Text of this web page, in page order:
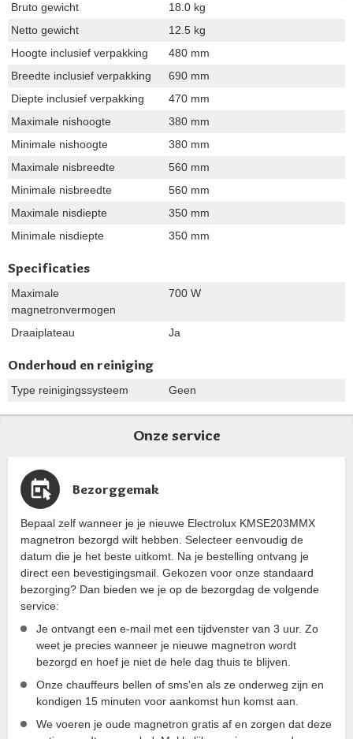
Bruto gewicht
18.0 kg
Netto gewicht
12.5 kg
Hoogte inclusief verpakking
480 mm
Breedte inclusief verpakking
690 mm
Diepte inclusief verpakking
470 mm
Maximale nishoogte
380 mm
Minimale nishoogte
380 mm
Maximale nisbreedte
560 mm
Minimale nisbreedte
560 mm
Maximale nisdiepte
350 mm
Minimale nisdiepte
350 mm
Specificaties
Maximale
magnetronvermogen
700 W
Draaiplateau Ja
Onderhoud en reiniging
Type reinigingssysteem Geen
Onze service
Bezorggemak
Bepaal zelf wanneer je je nieuwe Electrolux KMSE203MMX
magnetron bezorgd wilt hebben. Selecteer eenvoudig de
datum die je het beste uitkomt. Na je bestelling ontvang je
direct een bevestigingsmail. Gekozen voor onze standaard
bezorging? Dan bieden we je op de bezorgdag de volgende
service:
Je ontvangt een e-mail met een tijdvenster van 3 uur. Zo
weet je precies wanneer je nieuwe magnetron wordt
bezorgd en hoef je niet de hele dag thuis te blijven.
Onze chauffeurs bellen of sms'en als ze onderweg zijn en
kondigen 15 minuten voor aankomst hun komst aan.
We voeren je oude magnetron gratis af en zorgen dat deze